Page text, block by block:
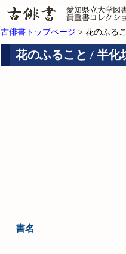
古俳書トップページ > 花のふる
花のふること / 半化
書名